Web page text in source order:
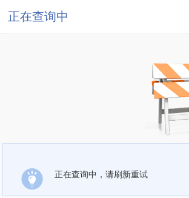
正在查询中
正在查询中，请刷新重试